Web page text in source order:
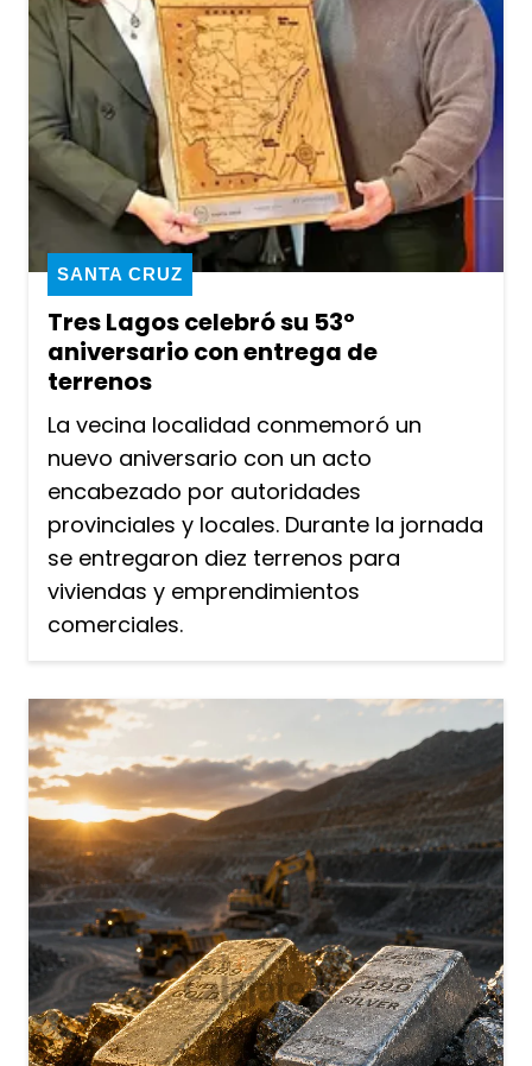
Tres Lagos celebró su 53º
aniversario con entrega de
terrenos
SANTA CRUZ
La vecina localidad conmemoró un
nuevo aniversario con un acto
encabezado por autoridades
provinciales y locales. Durante la jornada
se entregaron diez terrenos para
viviendas y emprendimientos
comerciales.